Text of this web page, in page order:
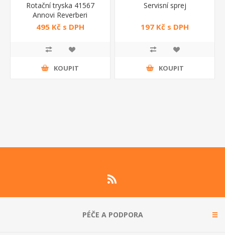
Rotační tryska 41567
Annovi Reverberi
495 Kč s DPH
KOUPIT
Servisní sprej
197 Kč s DPH
KOUPIT
PÉČE A PODPORA